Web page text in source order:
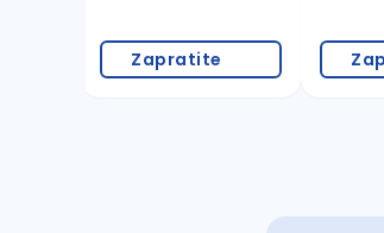
Zapratite